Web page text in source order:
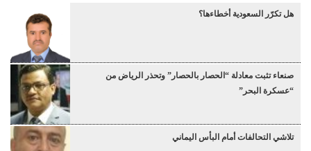
هل تكرّر السعودية أخطاءها؟
صنعاء تثبت معادلة “الحصار بالحصار” وتحذر الرياض من
“عسكرة البحر”
تلاشي التحالفات أمام البأس اليماني